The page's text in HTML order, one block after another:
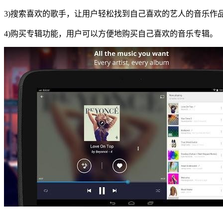
3)搜索喜欢的歌手，让用户轻松找到自己喜欢的艺人的音乐作
4)购买专辑功能，用户可以方便地购买自己喜欢的音乐专辑。